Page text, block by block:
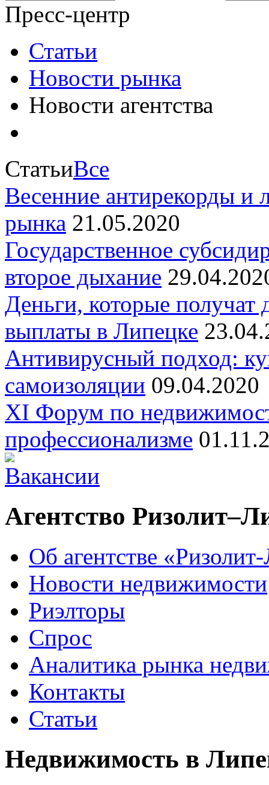
Пресс-центр
Статьи
Новости рынка
Новости агентства
СтатьиВсе
Весенние антирекорды и
рынка 21.05.2020
Государственное
второе дыхание
Деньги, которые получат
выплаты в Липецке
Антивирусный подход:
самоизоляции 09.04.2020
XI Форум по
профессионализме
Агентство
Об агентстве
Новости недвижимости
Риэлторы
Спрос
Аналитика рынка
Контакты
Статьи
Недвижимость в